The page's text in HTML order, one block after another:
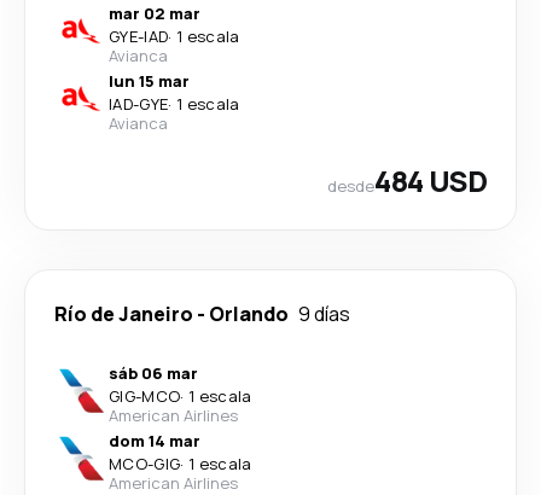
mar 02 mar
GYE-IAD· 1 escala
Avianca
lun 15 mar
IAD-GYE· 1 escala
Avianca
desde484 USD
Río de Janeiro - Orlando 9 días
sáb 06 mar
GIG-MCO· 1 escala
American Airlines
dom 14 mar
MCO-GIG· 1 escala
American Airlines